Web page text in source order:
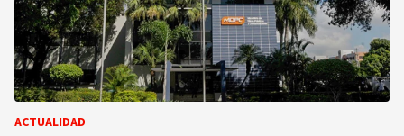
ACTUALIDAD